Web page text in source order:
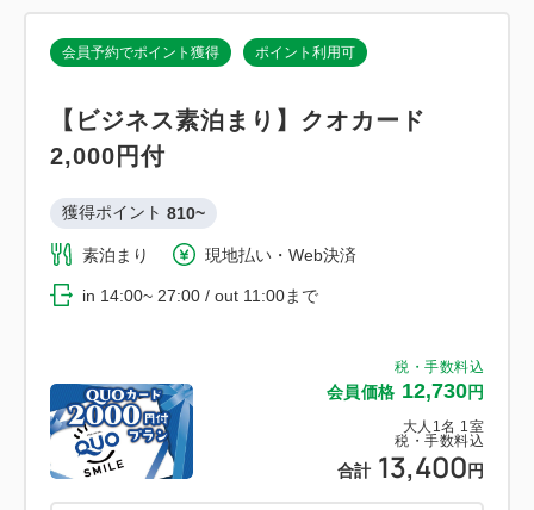
税・手数料込
会員価格 12,730円
大人 1 名 1 室
税・手数料込
合計 13,400 円
会員予約でポイント獲得 ポイント利用可
【ビジネス素泊まり】クオカード
2,000円付
獲得ポイント 810~
素泊まり 現地払い・Web決済
in 14:00~ 27:00 / out 11:00まで